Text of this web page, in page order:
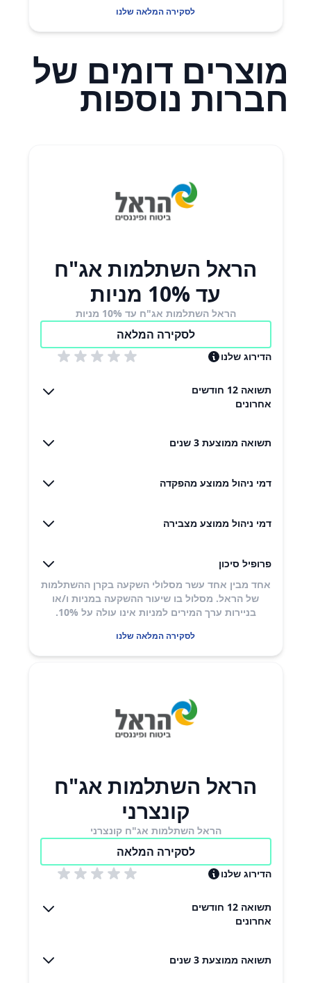
לסקירה המלאה שלנו
מוצרים דומים של
חברות נוספות
הראל השתלמות אג"ח
עד 10% מניות
הראל השתלמות אג"ח עד 10% מניות
לסקירה המלאה
הדירוג שלנו
תשואה 12 חודשים
אחרונים
תשואה ממוצעת 3 שנים
דמי ניהול ממוצע מהפקדה
דמי ניהול ממוצע מצבירה
פרופיל סיכון
אחד מבין אחד עשר מסלולי השקעה בקרן ההשתלמות
של הראל. מסלול בו שיעור ההשקעה במניות ו/או
בניירות ערך המירים למניות אינו עולה על 10%.
לסקירה המלאה שלנו
הראל השתלמות אג"ח
קונצרני
הראל השתלמות אג"ח קונצרני
לסקירה המלאה
הדירוג שלנו
תשואה 12 חודשים
אחרונים
תשואה ממוצעת 3 שנים